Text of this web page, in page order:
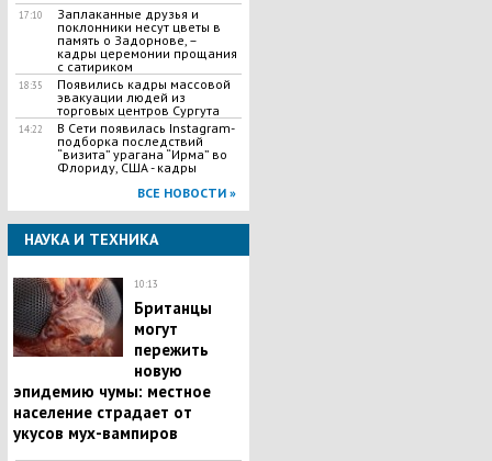
17:10
Заплаканные друзья и
поклонники несут цветы в
память о Задорнове, –
кадры церемонии прощания
с сатириком
18:35
Появились кадры массовой
эвакуации людей из
торговых центров Сургута
14:22
В Сети появилась Іnstagram-
подборка последствий
“визита” урагана “Ирма” во
Флориду, США - кадры
ВСЕ НОВОСТИ »
НАУКА И ТЕХНИКА
10:13
Британцы
могут
пережить
новую
эпидемию чумы: местное
население страдает от
укусов мух-вампиров